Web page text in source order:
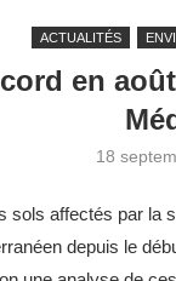
ACTUALITÉS
en
18
sols affectés par la
depuis le